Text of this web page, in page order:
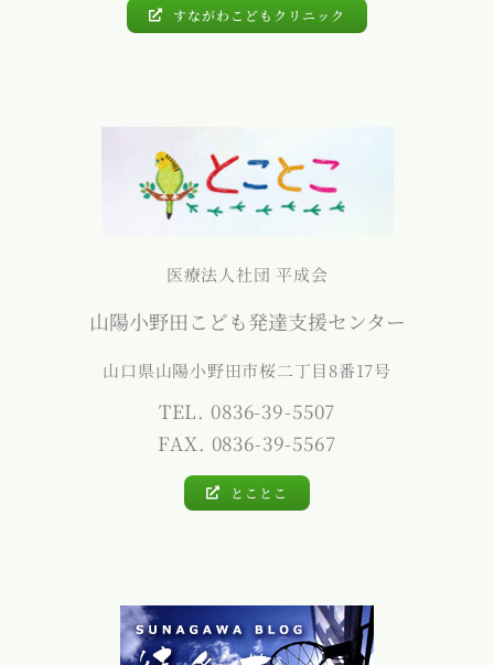
すながわこどもクリニック
医療法人社団 平成会
山陽小野田こども発達支援センター
山口県山陽小野田市桜二丁目8番17号
TEL. 0836-39-5507
FAX. 0836-39-5567
とことこ